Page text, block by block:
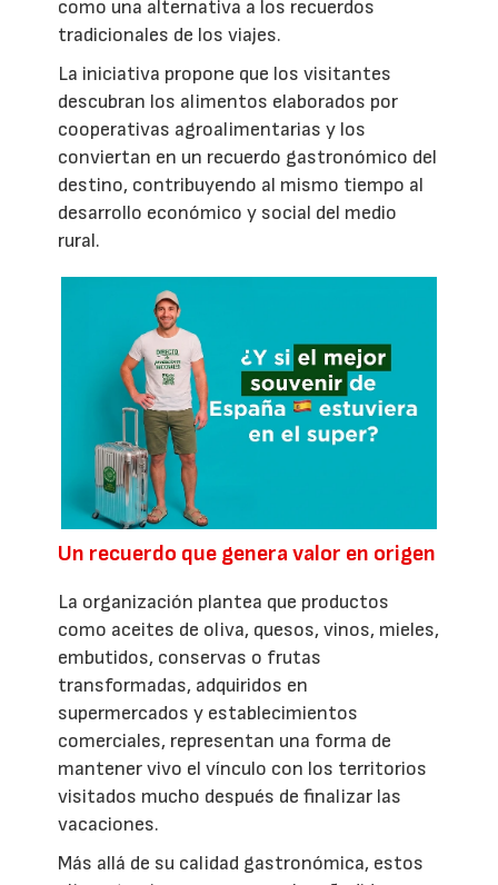
como una alternativa a los recuerdos
tradicionales de los viajes.
La iniciativa propone que los visitantes
descubran los alimentos elaborados por
cooperativas agroalimentarias y los
conviertan en un recuerdo gastronómico del
destino, contribuyendo al mismo tiempo al
desarrollo económico y social del medio
rural.
Un recuerdo que genera valor en origen
La organización plantea que productos
como aceites de oliva, quesos, vinos, mieles,
embutidos, conservas o frutas
transformadas, adquiridos en
supermercados y establecimientos
comerciales, representan una forma de
mantener vivo el vínculo con los territorios
visitados mucho después de finalizar las
vacaciones.
Más allá de su calidad gastronómica, estos